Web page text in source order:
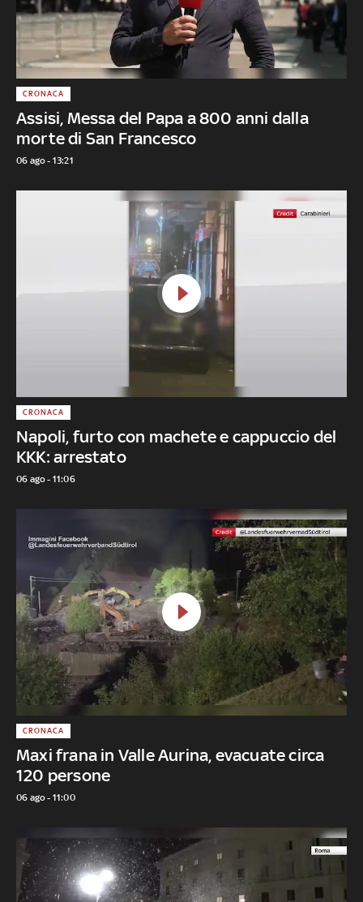
Assisi, Messa del Papa a 800 anni dalla
morte di San Francesco
CRONACA
06 ago - 13:21
Napoli, furto con machete e cappuccio del
KKK: arrestato
CRONACA
06 ago - 11:06
Maxi frana in Valle Aurina, evacuate circa
120 persone
CRONACA
06 ago - 11:00